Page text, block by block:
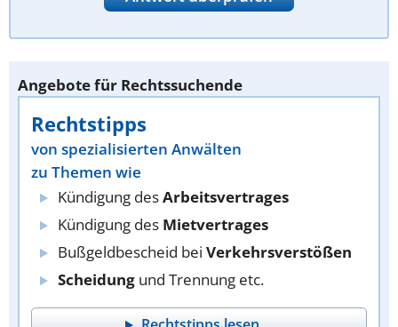
Angebote für Rechtssuchende
Rechtstipps
von spezialisierten Anwälten
zu Themen wie
Kündigung desArbeitsvertrages
Kündigung des Mietvertrages
Bußgeldbescheid bei Verkehrsverstößen
Scheidung und Trennung etc.